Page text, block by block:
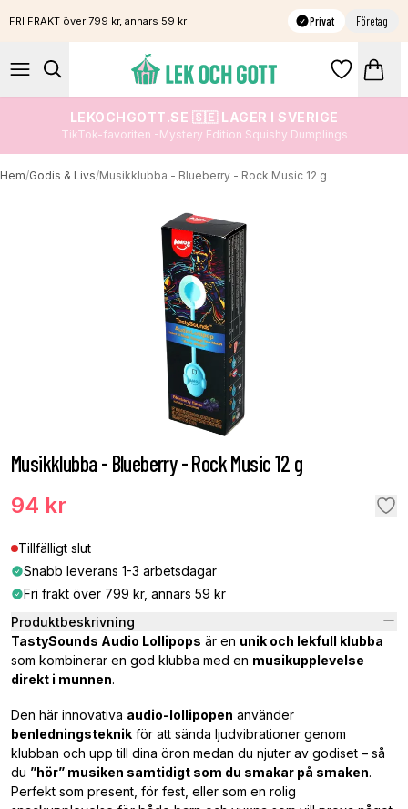
FRI FRAKT över 799 kr, annars 59 kr Privat Företag
LEKOCHGOTT.SE 🇸🇪 LAGER I SVERIGE
TikTok-favoriten -Mystery Edition Squishy Dumplings
Hem/Godis & Livs/Musikklubba - Blueberry - Rock Music 12 g
Musikklubba - Blueberry - Rock Music 12 g
94 kr
Tillfälligt slut
Snabb leverans 1-3 arbetsdagar
Fri frakt över 799 kr, annars 59 kr
Produktbeskrivning
TastySounds Audio Lollipops är en unik och lekfull klubba
som kombinerar en god klubba med en musikupplevelse
direkt i munnen.
Den här innovativa audio-lollipopen använder
benledningsteknik för att sända ljudvibrationer genom
klubban och upp till dina öron medan du njuter av godiset – så
du ”hör” musiken samtidigt som du smakar på smaken.
Perfekt som present, för fest, eller som en rolig